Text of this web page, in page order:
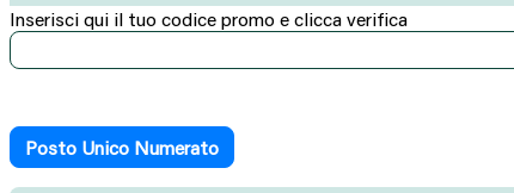
Inserisci qui il tuo codice promo e clicca verifica
Posto Unico Numerato